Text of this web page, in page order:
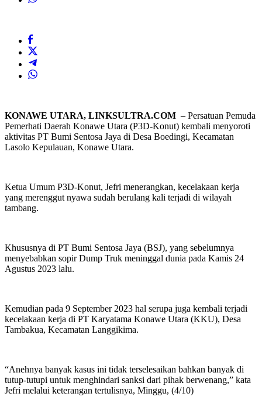
KONAWE UTARA, LINKSULTRA.COM – Persatuan Pemuda
Pemerhati Daerah Konawe Utara (P3D-Konut) kembali menyoroti
aktivitas PT Bumi Sentosa Jaya di Desa Boedingi, Kecamatan
Lasolo Kepulauan, Konawe Utara.
Ketua Umum P3D-Konut, Jefri menerangkan, kecelakaan kerja
yang merenggut nyawa sudah berulang kali terjadi di wilayah
tambang.
Khususnya di PT Bumi Sentosa Jaya (BSJ), yang sebelumnya
menyebabkan sopir Dump Truk meninggal dunia pada Kamis 24
Agustus 2023 lalu.
Kemudian pada 9 September 2023 hal serupa juga kembali terjadi
kecelakaan kerja di PT Karyatama Konawe Utara (KKU), Desa
Tambakua, Kecamatan Langgikima.
“Anehnya banyak kasus ini tidak terselesaikan bahkan banyak di
tutup-tutupi untuk menghindari sanksi dari pihak berwenang,” kata
Jefri melalui keterangan tertulisnya, Minggu, (4/10)